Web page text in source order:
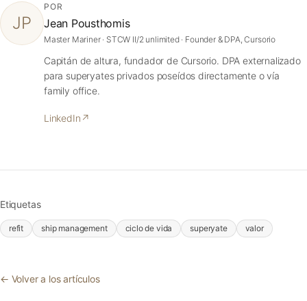
JP
POR
Jean Pousthomis
Master Mariner · STCW II/2 unlimited · Founder & DPA, Cursorio
Capitán de altura, fundador de Cursorio. DPA externalizado
para superyates privados poseídos directamente o vía
family office.
LinkedIn ↗
Etiquetas
refit ship management ciclo de vida superyate valor
← Volver a los artículos